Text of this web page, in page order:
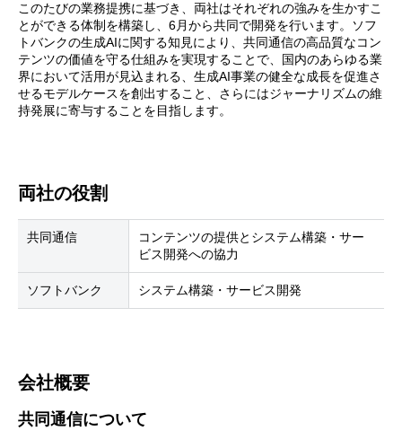
このたびの業務提携に基づき、両社はそれぞれの強みを生かすこ
とができる体制を構築し、6月から共同で開発を行います。ソフ
トバンクの生成AIに関する知見により、共同通信の高品質なコン
テンツの価値を守る仕組みを実現することで、国内のあらゆる業
界において活用が見込まれる、生成AI事業の健全な成長を促進さ
せるモデルケースを創出すること、さらにはジャーナリズムの維
持発展に寄与することを目指します。
両社の役割
共同通信
コンテンツの提供とシステム構築・サー
ビス開発への協力
ソフトバンク システム構築・サービス開発
会社概要
共同通信について